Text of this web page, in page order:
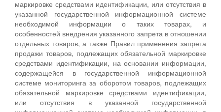
маркировке средствами идентификации, или отсутствия в
указанной государственной информационной системе
необходимой информации о таких товарах, и
особенностей внедрения указанного запрета в отношении
отдельных товаров, а также Правил применения запрета
продажи товаров, подлежащих обязательной маркировке
средствами идентификации, на основании информации,
содержащейся в государственной информационной
системе мониторинга за оборотом товаров, подлежащих
обязательной маркировке средствами идентификации,
или отсутствия в указанной государственной